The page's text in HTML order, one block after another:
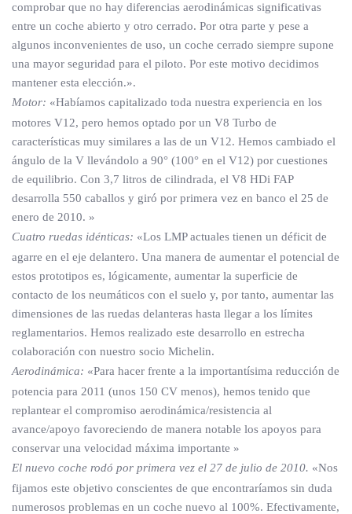
comprobar que no hay diferencias aerodinámicas significativas
entre un coche abierto y otro cerrado. Por otra parte y pese a
algunos inconvenientes de uso, un coche cerrado siempre supone
una mayor seguridad para el piloto. Por este motivo decidimos
mantener esta elección.».
Motor: «Habíamos capitalizado toda nuestra experiencia en los
motores V12, pero hemos optado por un V8 Turbo de
características muy similares a las de un V12. Hemos cambiado el
ángulo de la V llevándolo a 90° (100° en el V12) por cuestiones
de equilibrio. Con 3,7 litros de cilindrada, el V8 HDi FAP
desarrolla 550 caballos y giró por primera vez en banco el 25 de
enero de 2010. »
Cuatro ruedas idénticas: «Los LMP actuales tienen un déficit de
agarre en el eje delantero. Una manera de aumentar el potencial de
estos prototipos es, lógicamente, aumentar la superficie de
contacto de los neumáticos con el suelo y, por tanto, aumentar las
dimensiones de las ruedas delanteras hasta llegar a los límites
reglamentarios. Hemos realizado este desarrollo en estrecha
colaboración con nuestro socio Michelin.
Aerodinámica: «Para hacer frente a la importantísima reducción de
potencia para 2011 (unos 150 CV menos), hemos tenido que
replantear el compromiso aerodinámica/resistencia al
avance/apoyo favoreciendo de manera notable los apoyos para
conservar una velocidad máxima importante »
El nuevo coche rodó por primera vez el 27 de julio de 2010. «Nos
fijamos este objetivo conscientes de que encontraríamos sin duda
numerosos problemas en un coche nuevo al 100%. Efectivamente,